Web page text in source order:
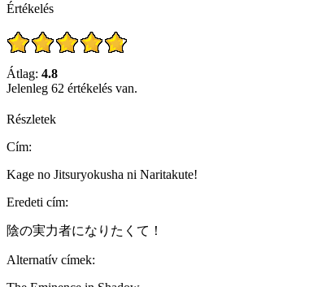
Értékelés
Átlag: 4.8
Jelenleg 62 értékelés van.
Részletek
Cím:
Kage no Jitsuryokusha ni Naritakute!
Eredeti cím:
陰の実力者になりたくて！
Alternatív címek: